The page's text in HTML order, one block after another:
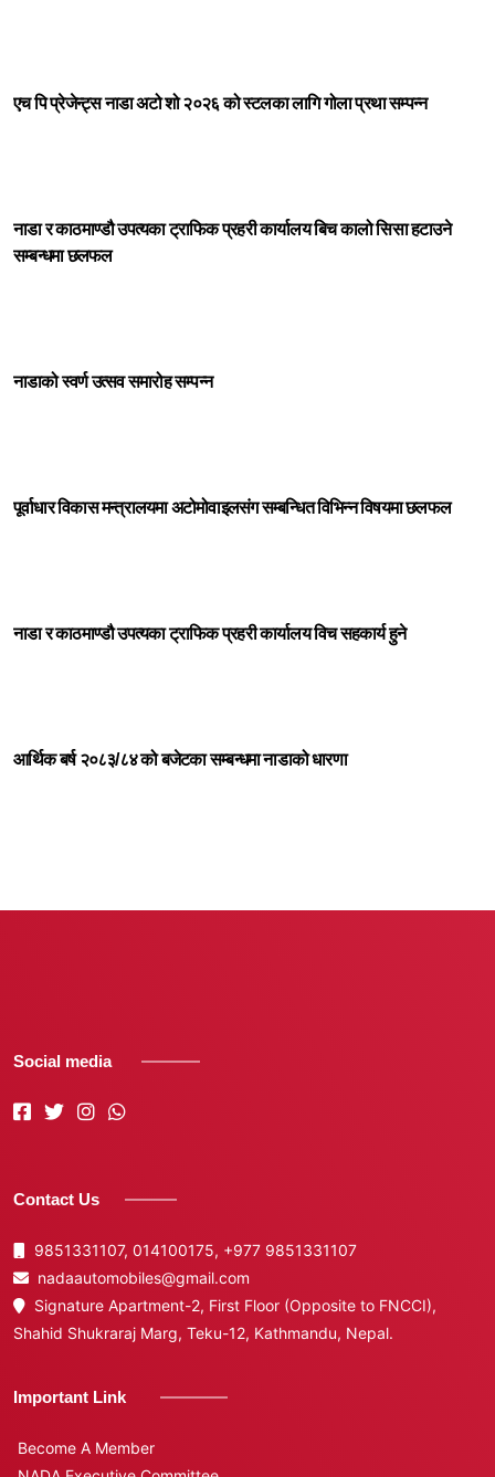
एच पि प्रेजेन्ट्स नाडा अटो शो २०२६ को स्टलका लागि गोला प्रथा सम्पन्न
नाडा र काठमाण्डौ उपत्यका ट्राफिक प्रहरी कार्यालय बिच कालो सिसा हटाउने
सम्बन्धमा छलफल
नाडाको स्वर्ण उत्सव समारोह सम्पन्न
पूर्वाधार विकास मन्त्रालयमा अटोमोवाइलसंग सम्बन्धित विभिन्न विषयमा छलफल
नाडा र काठमाण्डौ उपत्यका ट्राफिक प्रहरी कार्यालय विच सहकार्य हुने
आर्थिक बर्ष २०८३/८४ को बजेटका सम्बन्धमा नाडाको धारणा
Social media
Contact Us
9851331107, 014100175, +977 9851331107
nadaautomobiles@gmail.com
Signature Apartment-2, First Floor (Opposite to FNCCI),
Shahid Shukraraj Marg, Teku-12, Kathmandu, Nepal.
Important Link
Become A Member